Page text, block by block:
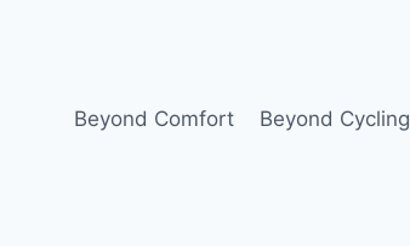
Beyond Comfort Beyond Cycling